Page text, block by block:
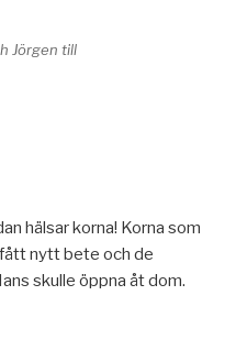
Jörgen till
hälsar korna! Korna som
fått nytt bete och de
skulle öppna åt dom.